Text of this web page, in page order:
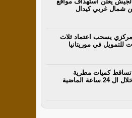
شمال غربي كيدال
يسحب اعتماد ثلاث
في موريتانيا
كميات مطرية
ساعة الماضية